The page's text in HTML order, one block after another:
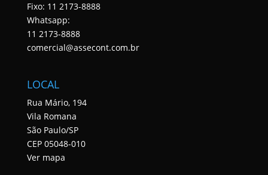
Fixo: 11 2173-8888
Whatsapp:
11 2173-8888
comercial@assecont.com.br
LOCAL
Rua Mário, 194
Vila Romana
São Paulo/SP
CEP 05048-010
Ver mapa